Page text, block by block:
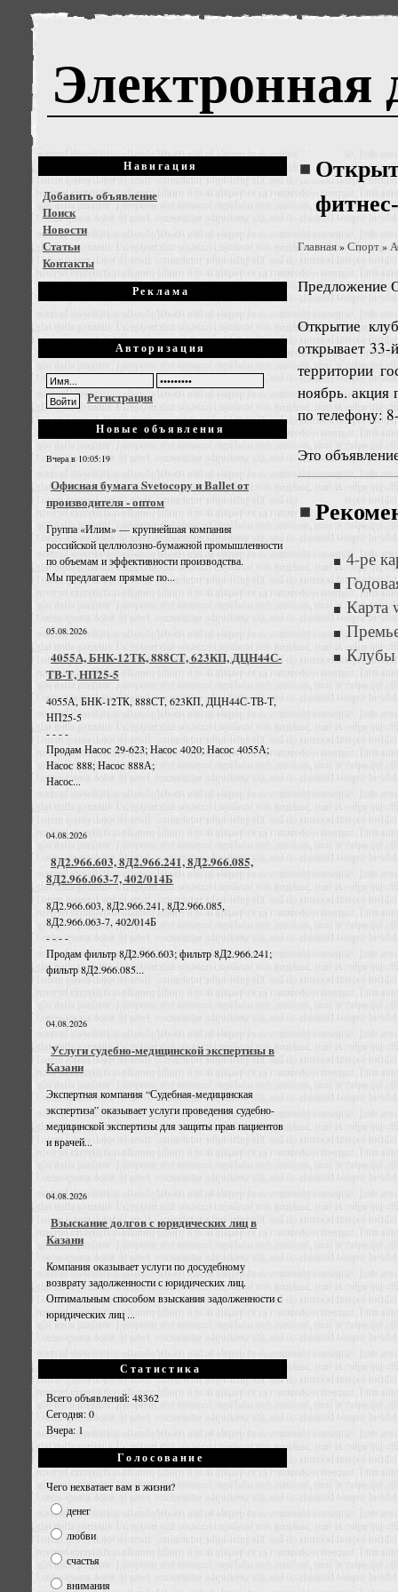
Электронная
Навигация
Добавить объявление
Поиск
Новости
Статьи
Контакты
Реклама
Авторизация
Регистрация
Новые объявления
Вчера в 10:05:19
Офисная бумага Svetocopy и Ballet от
производителя - оптом
Группа «Илим» — крупнейшая компания
российской целлюлозно-бумажной промышленности
по объемам и эффективности производства.
Мы предлагаем прямые по...
05.08.2026
4055А, БНК-12ТК, 888СТ, 623КП, ДЦН44С-
ТВ-Т, НП25-5
4055А, БНК-12ТК, 888СТ, 623КП, ДЦН44С-ТВ-Т,
НП25-5
- - - -
Продам Насос 29-623; Насос 4020; Насос 4055А;
Насос 888; Насос 888А;
Насос...
04.08.2026
8Д2.966.603, 8Д2.966.241, 8Д2.966.085,
8Д2.966.063-7, 402/014Б
8Д2.966.603, 8Д2.966.241, 8Д2.966.085,
8Д2.966.063-7, 402/014Б
- - - -
Продам фильтр 8Д2.966.603; фильтр 8Д2.966.241;
фильтр 8Д2.966.085...
04.08.2026
Услуги судебно-медицинской экспертизы в
Казани
Экспертная компания “Судебная-медицинская
экспертиза” оказывает услуги проведения судебно-
медицинской экспертизы для защиты прав пациентов
и врачей...
04.08.2026
Взыскание долгов с юридических лиц в
Казани
Компания оказывает услуги по досудебному
возврату задолженности с юридических лиц.
Оптимальным способом взыскания задолженности с
юридических лиц ...
Статистика
Всего объявлений: 48362
Сегодня: 0
Вчера: 1
Голосование
Чего нехватает вам в жизни?
денег
любви
счастья
внимания
Главная»Спорт»
Предложение
Открытие
открывает
территории
ноябрь. акция
по телефону:
Это
4-ре
Карта
Клубы